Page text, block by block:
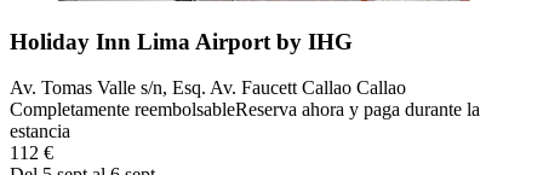
Holiday Inn Lima Airport by IHG
Av. Tomas Valle s/n, Esq. Av. Faucett Callao Callao
Completamente reembolsableReserva ahora y paga durante la
estancia
112 €